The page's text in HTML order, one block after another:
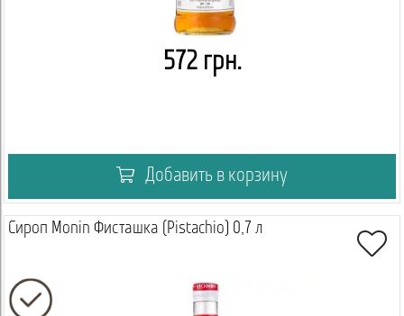
572 грн.
Добавить в корзину
Сироп Monin Фисташка (Pistachio) 0,7 л